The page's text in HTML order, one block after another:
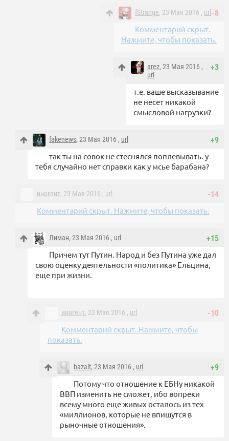
-8
fStrange, 23 Мая 2016 , url
Комментарий скрыт.
Нажмите, чтобы показать.
+3
arez, 23 Мая 2016 ,
url
т.е. ваше высказывание
не несет никакой
смысловой нагрузки?
+9
fakenews, 23 Мая 2016 , url
так ты на совок не стеснялся поплевывать. у
тебя случайно нет справки как у мсье барабана?
-14
инагент, 23 Мая 2016 , url
Комментарий скрыт. Нажмите, чтобы показать.
+15
Лиман, 23 Мая 2016 , url
Причем тут Путин. Народ и без Путина уже дал
свою оценку деятельности «политика» Ельцина,
еще при жизни.
-10
инагент, 23 Мая 2016 , url
Комментарий скрыт. Нажмите, чтобы
показать.
+9
bazalt, 23 Мая 2016 , url
Потому что отношение к ЕБНу никакой
ВВП изменить не сможет, ибо вопреки
всему много еще живых осталось из тех
«миллионов, которые не впишутся в
рыночные отношения».